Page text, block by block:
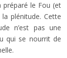
préparé le Fou (et
plénitude. Cette
n’est pas une
qui se nourrit de